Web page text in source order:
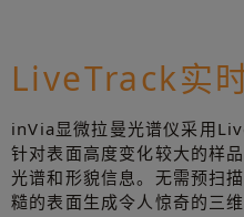
LiveTrack实
inVia显微拉曼光谱仪采用
针对表面高度变化较大的样
光谱和形貌信息。无需预扫
糙的表面生成令人惊奇的三